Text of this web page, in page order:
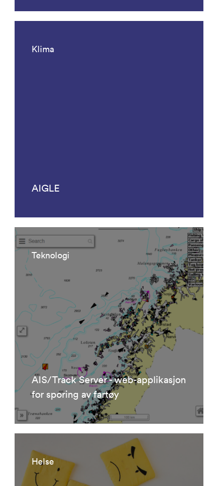
Klima
AIGLE
Teknologi
AIS/Track Server - web-applikasjon
for sporing av fartøy
Helse